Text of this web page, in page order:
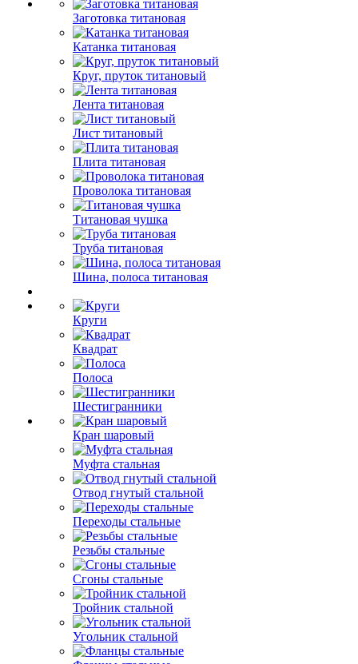
Заготовка титановая
Катанка титановая
Круг, пруток титановый
Лента титановая
Лист титановый
Плита титановая
Проволока титановая
Титановая чушка
Труба титановая
Шина, полоса титановая
Круги
Квадрат
Полоса
Шестигранники
Кран шаровый
Муфта стальная
Отвод гнутый стальной
Переходы стальные
Резьбы стальные
Сгоны стальные
Тройник стальной
Угольник стальной